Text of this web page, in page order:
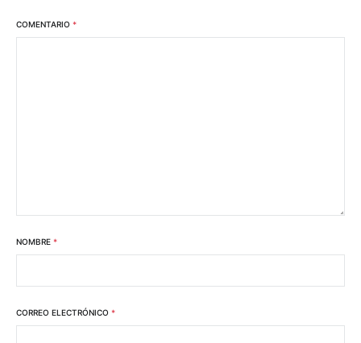
COMENTARIO *
NOMBRE *
CORREO ELECTRÓNICO *